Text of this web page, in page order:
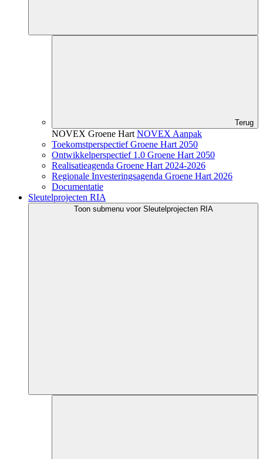
Terug
NOVEX Groene Hart NOVEX Aanpak
Toekomstperspectief Groene Hart 2050
Ontwikkelperspectief 1.0 Groene Hart 2050
Realisatieagenda Groene Hart 2024-2026
Regionale Investeringsagenda Groene Hart 2026
Documentatie
Sleutelprojecten RIA
Toon submenu voor Sleutelprojecten RIA